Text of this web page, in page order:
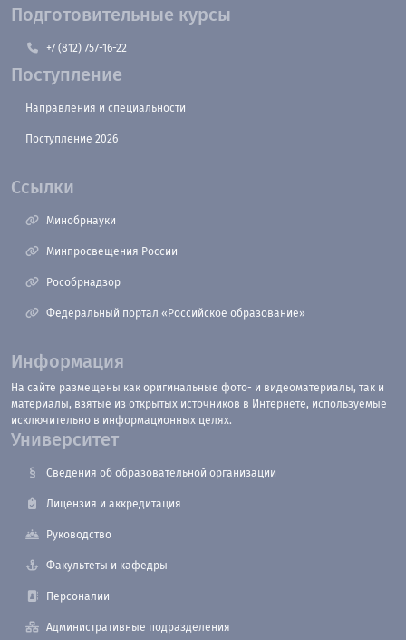
Подготовительные курсы
+7 (812) 757-16-22
Поступление
Направления и специальности
Поступление 2026
Ссылки
Минобрнауки
Минпросвещения России
Рособрнадзор
Федеральный портал «Российское образование»
Информация
На сайте размещены как оригинальные фото- и видеоматериалы, так и
материалы, взятые из открытых источников в Интернете, используемые
исключительно в информационных целях.
Университет
Сведения об образовательной организации
Лицензия и аккредитация
Руководство
Факультеты и кафедры
Персоналии
Административные подразделения